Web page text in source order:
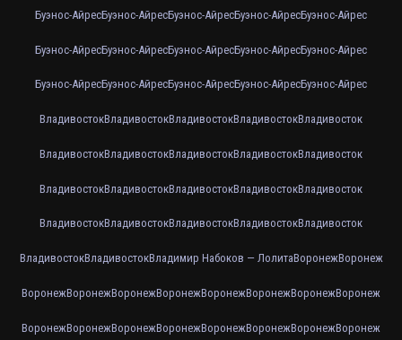
Буэнос-АйресБуэнос-АйресБуэнос-АйресБуэнос-АйресБуэнос-Айрес
Буэнос-АйресБуэнос-АйресБуэнос-АйресБуэнос-АйресБуэнос-Айрес
Буэнос-АйресБуэнос-АйресБуэнос-АйресБуэнос-АйресБуэнос-Айрес
ВладивостокВладивостокВладивостокВладивостокВладивосток
ВладивостокВладивостокВладивостокВладивостокВладивосток
ВладивостокВладивостокВладивостокВладивостокВладивосток
ВладивостокВладивостокВладивостокВладивостокВладивосток
ВладивостокВладивостокВладимир Набоков — ЛолитаВоронежВоронеж
ВоронежВоронежВоронежВоронежВоронежВоронежВоронежВоронеж
ВоронежВоронежВоронежВоронежВоронежВоронежВоронежВоронеж